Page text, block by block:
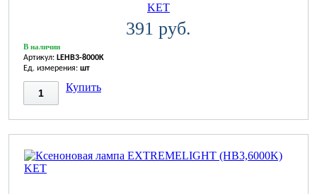
KET
391 руб.
В наличии
Артикул: LEHB3-8000K
Ед. измерения: шт
Купить